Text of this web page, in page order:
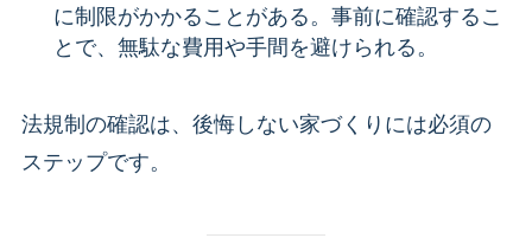
に制限がかかることがある。事前に確認するこ
とで、無駄な費用や手間を避けられる。
法規制の確認は、後悔しない家づくりには必須の
ステップです。